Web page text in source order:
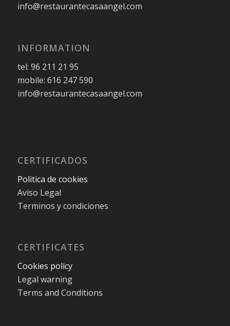
info@restaurantecasaangel.com
INFORMATION
tel: 96 211 21 95
mobile: 616 247 590
info@restaurantecasaangel.com
CERTIFICADOS
Politica de cookies
Aviso Legal
Terminos y condiciones
CERTIFICATES
Cookies policy
Legal warning
Terms and Conditions